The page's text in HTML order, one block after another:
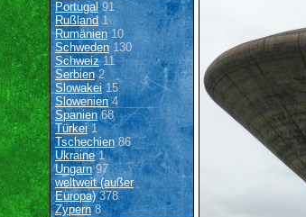
Portugal91
Rußland 1
Rumänien10
Schweden 130
Schweiz11
Serbien2
Slowakei15
Slowenien4
Spanien68
Türkei1
Tschechien 86
Ukraine1
Ungarn97
weltweit (außer
Europa)378
Zypern8